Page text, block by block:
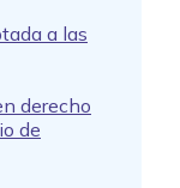
a las
derecho
de